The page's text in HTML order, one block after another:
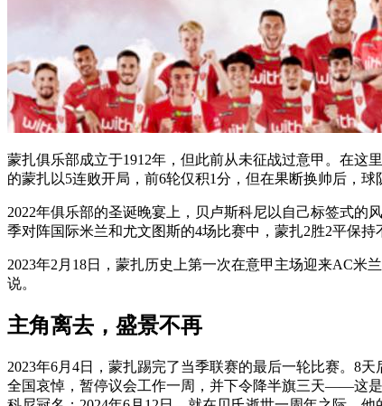
蒙扎俱乐部成立于1912年，但此前从未征战过意甲。在这
的蒙扎以5连败开局，前6轮仅积1分，但在果断换帅后，
2022年俱乐部的圣诞晚宴上，贝卢斯科尼以自己标签式
季对阵国际米兰和尤文图斯的4场比赛中，蒙扎2胜2平保
2023年2月18日，蒙扎历史上第一次在意甲主场迎来AC米
说。
主角离去，盛景不再
2023年6月4日，蒙扎踢完了当季联赛的最后一轮比赛。8
全国哀悼，暂停议会工作一周，并下令降半旗三天——这